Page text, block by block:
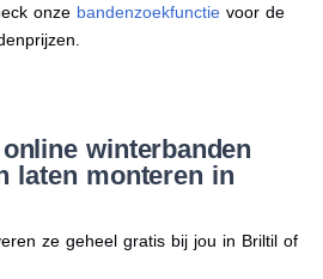
onze bandenzoekfunctievoor de
winterbanden
laten monteren in
ze geheel gratis bij jou in Briltil of